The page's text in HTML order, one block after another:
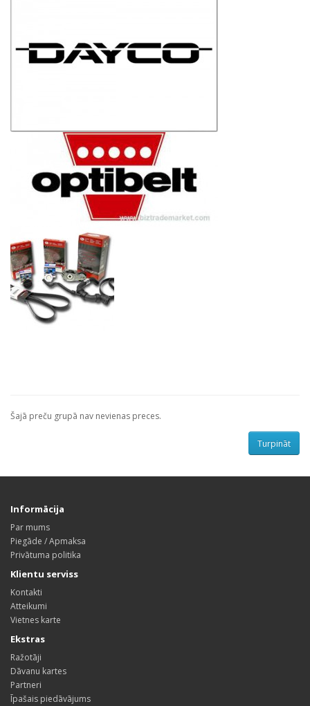
Šajā preču grupā nav nevienas preces.
Turpināt
Informācija
Par mums
Piegāde / Apmaksa
Privātuma politika
Klientu serviss
Kontakti
Atteikumi
Vietnes karte
Ekstras
Ražotāji
Dāvanu kartes
Partneri
Īpašais piedāvājums